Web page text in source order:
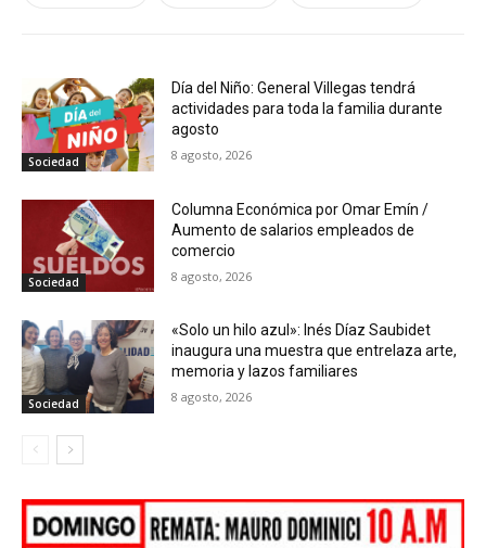
Sociedad
Día del Niño: General Villegas tendrá
actividades para toda la familia durante
agosto
8 agosto, 2026
Sociedad
Columna Económica por Omar Emín /
Aumento de salarios empleados de
comercio
8 agosto, 2026
Sociedad
«Solo un hilo azul»: Inés Díaz Saubidet
inaugura una muestra que entrelaza arte,
memoria y lazos familiares
8 agosto, 2026